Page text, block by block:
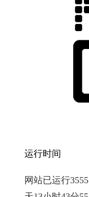
运行时间
网站已运行3555